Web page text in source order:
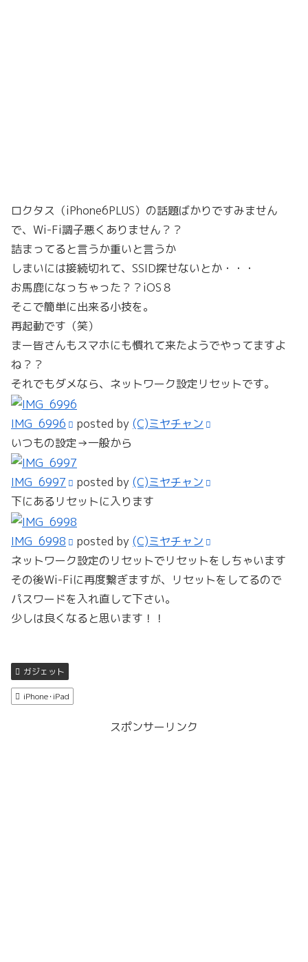
ロクタス（iPhone6PLUS）の話題ばかりですみません
で、Wi-Fi調子悪くありません？？
詰まってると言うか重いと言うか
しまいには接続切れて、SSID探せないとか・・・
お馬鹿になっちゃった？？iOS８
そこで簡単に出来る小技を。
再起動です（笑）
まー皆さんもスマホにも慣れて来たようでやってますよ
ね？？
それでもダメなら、ネットワーク設定リセットです。
IMG_6996 posted by (C)ミヤチャン
いつもの設定→一般から
IMG_6997 posted by (C)ミヤチャン
下にあるリセットに入ります
IMG_6998 posted by (C)ミヤチャン
ネットワーク設定のリセットでリセットをしちゃいます
その後Wi-Fiに再度繋ぎますが、リセットをしてるので
パスワードを入れ直して下さい。
少しは良くなると思います！！
ガジェット
iPhone･iPad
スポンサーリンク